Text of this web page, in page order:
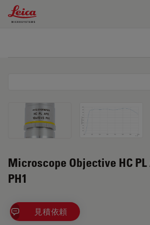
Leica Microsystems Logo
Microscope Objective HC PL
PH1
見積依頼